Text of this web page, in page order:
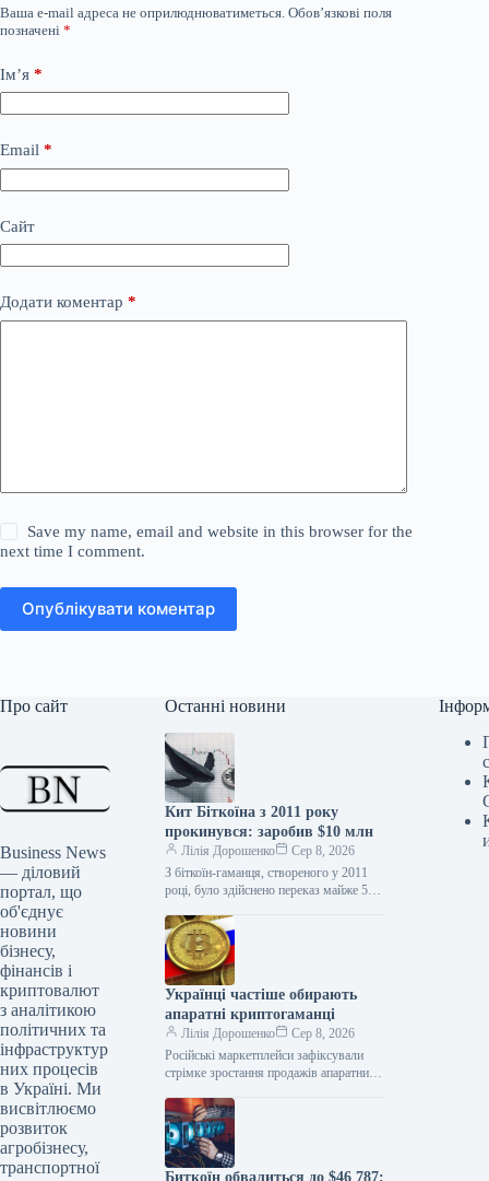
Ваша e-mail адреса не оприлюднюватиметься. Обов’язкові поля
позначені *
Ім’я *
Email *
Сайт
Додати коментар *
Save my name, email and website in this browser for the
next time I comment.
Опублікувати коментар
Про сайт
Business News
— діловий
портал, що
об'єднує
новини
бізнесу,
фінансів і
криптовалют
з аналітикою
політичних та
інфраструктур
них процесів
в Україні. Ми
висвітлюємо
розвиток
агробізнесу,
транспортної
Останні новини
Кит Біткоїна з 2011 року
прокинувся: заробив $10 млн
Лілія Дорошенко
Сер 8, 2026
З біткоїн-гаманця, створеного у 2011
році, було здійснено переказ майже 50
млн, на що звернули…
Українці частіше обирають
апаратні криптогаманці
Лілія Дорошенко
Сер 8, 2026
Російські маркетплейси зафіксували
стрімке зростання продажів апаратних
платформі «М.Відео» кількість
проданих пристроїв збільшилася на
107%…
Биткоїн обвалиться до $46 787: